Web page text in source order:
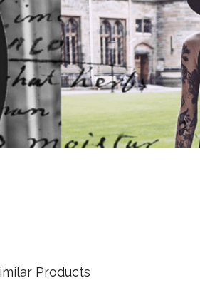
Products